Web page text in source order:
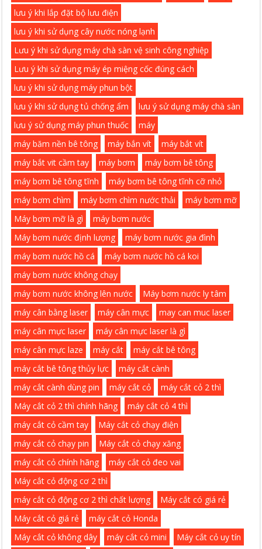
lưu ý khi lắp đặt bộ lưu điện
lưu ý khi sử dụng cây nước nóng lạnh
Lưu ý khi sử dụng máy chà sàn vệ sinh công nghiệp
Lưu ý khi sử dụng máy ép miệng cốc đúng cách
lưu ý khi sử dụng máy phun bột
lưu ý khi sử dụng tủ chống ẩm
lưu ý sử dụng máy chà sàn
lưu ý sử dụng máy phun thuốc
máy
máy băm nền bê tông
máy bắn vít
máy bắt vít
máy bắt vit cầm tay
máy bơm
máy bơm bê tông
máy bơm bê tông tĩnh
máy bơm bê tông tĩnh cỡ nhỏ
máy bơm chìm
máy bơm chìm nước thải
máy bơm mỡ
Máy bơm mỡ là gì
máy bơm nước
Máy bơm nước định lượng
máy bơm nước gia đình
máy bơm nước hồ cá
máy bơm nước hồ cá koi
máy bơm nước không chạy
máy bơm nước không lên nước
Máy bơm nước ly tâm
máy cân bằng laser
máy cân mực
may can muc laser
máy cân mực laser
máy cân mực laser là gì
máy cân mực laze
máy cắt
máy cắt bê tông
máy cắt bê tông thủy lực
máy cắt cành
máy cắt cành dùng pin
máy cắt cỏ
máy cắt cỏ 2 thì
Máy cắt cỏ 2 thì chính hãng
máy cắt cỏ 4 thì
máy cắt cỏ cầm tay
Máy cắt cỏ chạy điện
máy cắt cỏ chạy pin
Máy cắt cỏ chạy xăng
máy cắt cỏ chính hãng
máy cắt cỏ đeo vai
Máy cắt cỏ động cơ 2 thì
máy cắt cỏ động cơ 2 thì chất lượng
Máy cắt có giá rẻ
Máy cắt cỏ giá rẻ
máy cắt cỏ Honda
Máy cắt cỏ không dây
máy cắt cỏ mini
Máy cắt cỏ uy tín